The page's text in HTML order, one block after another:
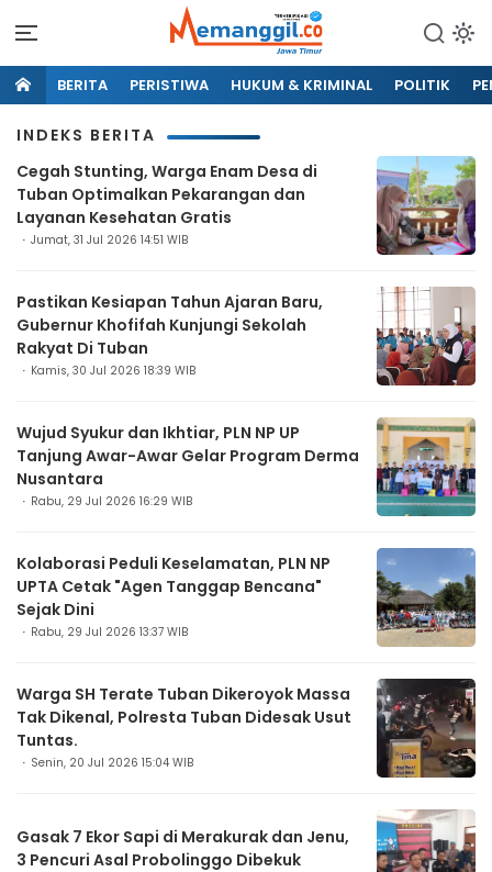
BERITA PERISTIWA HUKUM & KRIMINAL POLITIK
INDEKS BERITA
Cegah Stunting, Warga Enam Desa di
Tuban Optimalkan Pekarangan dan
Layanan Kesehatan Gratis
Jumat, 31 Jul 2026 14:51 WIB
Pastikan Kesiapan Tahun Ajaran Baru,
Gubernur Khofifah Kunjungi Sekolah
Rakyat Di Tuban
Kamis, 30 Jul 2026 18:39 WIB
Wujud Syukur dan Ikhtiar, PLN NP UP
Tanjung Awar-Awar Gelar Program Derma
Nusantara
Rabu, 29 Jul 2026 16:29 WIB
Kolaborasi Peduli Keselamatan, PLN NP
UPTA Cetak "Agen Tanggap Bencana"
Sejak Dini
Rabu, 29 Jul 2026 13:37 WIB
Warga SH Terate Tuban Dikeroyok Massa
Tak Dikenal, Polresta Tuban Didesak Usut
Tuntas.
Senin, 20 Jul 2026 15:04 WIB
Gasak 7 Ekor Sapi di Merakurak dan Jenu,
3 Pencuri Asal Probolinggo Dibekuk